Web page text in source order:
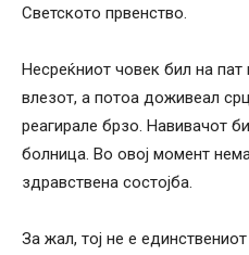
Светското првенство.
Несреќниот човек бил на пат
влезот, а потоа доживеал
реагирале брзо. Навивачот
болница. Во овој момент
здравствена состојба.
За жал, тој не е